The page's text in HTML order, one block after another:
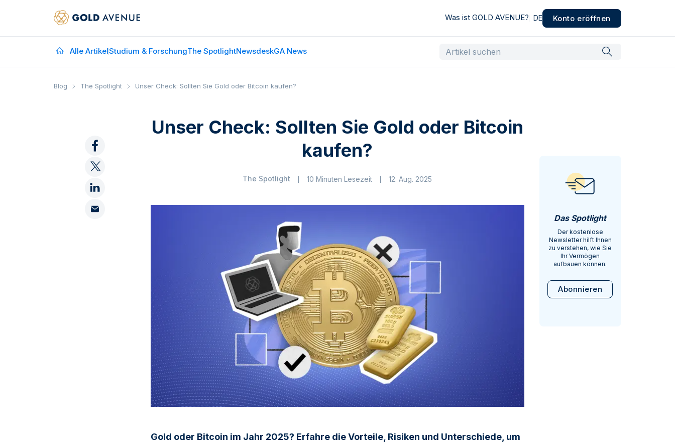
Was ist GOLD AVENUE? DE Konto eröffnen
Alle ArtikelStudium & ForschungThe SpotlightNewsdeskGA News
Blog The Spotlight Unser Check: Sollten Sie Gold oder Bitcoin kaufen?
Unser Check: Sollten Sie Gold oder Bitcoin
kaufen?
The Spotlight 10 Minuten Lesezeit 12. Aug. 2025
Gold oder Bitcoin im Jahr 2025? Erfahre die Vorteile, Risiken und Unterschiede, um
Das Spotlight
Der kostenlose
Newsletter hilft Ihnen
zu verstehen, wie Sie
Ihr Vermögen
aufbauen können.
Abonnieren